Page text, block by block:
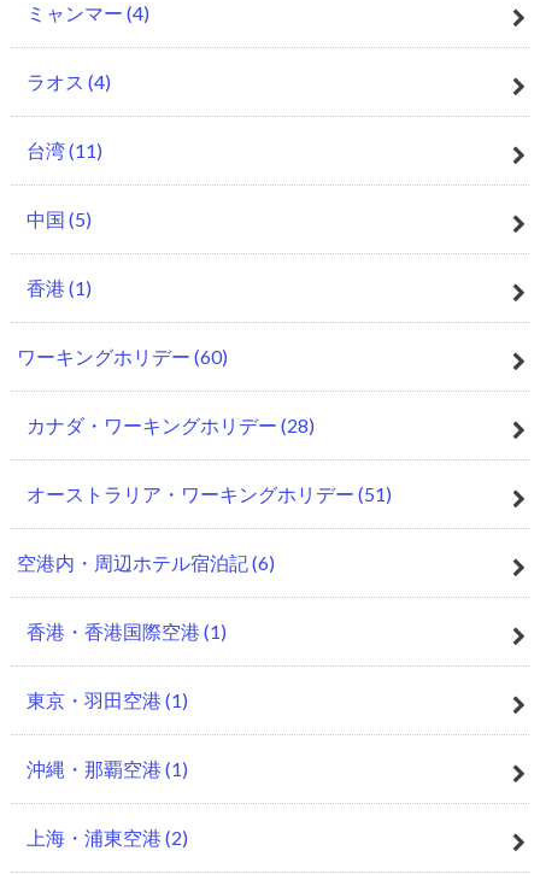
ミャンマー (4)
ラオス (4)
台湾(11)
中国 (5)
香港 (1)
ワーキングホリデー (60)
カナダ・ワーキングホリデー (28)
オーストラリア・ワーキングホリデー (51)
空港内・周辺ホテル宿泊記(6)
香港・香港国際空港 (1)
東京・羽田空港 (1)
沖縄・那覇空港 (1)
上海・浦東空港 (2)